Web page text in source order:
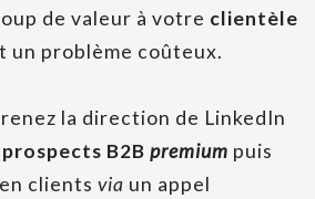
de valeur à votre clientèle
un problème coûteux.
la direction de LinkedIn
prospects B2B premium puis
clients via un appel